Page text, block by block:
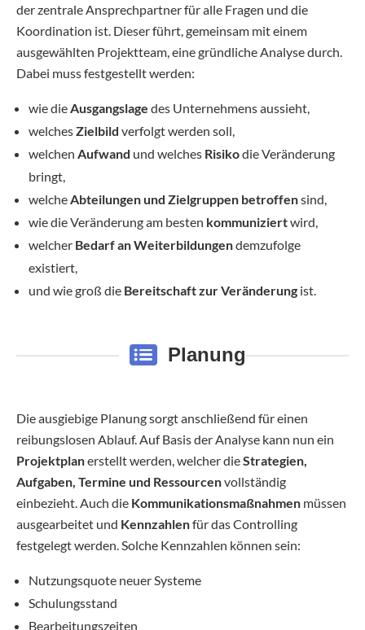
der zentrale Ansprechpartner für alle Fragen und die
Koordination ist. Dieser führt, gemeinsam mit einem
ausgewählten Projektteam, eine gründliche Analyse durch.
Dabei muss festgestellt werden:
wie die Ausgangslage des Unternehmens aussieht,
welchesZielbild verfolgt werden soll,
welchen Aufwand und welches Risikodie Veränderung
bringt,
welche Abteilungen und Zielgruppen betroffensind,
wie die Veränderung am besten kommuniziertwird,
welcher Bedarf an Weiterbildungendemzufolge
existiert,
und wie groß die Bereitschaft zur Veränderung ist.
Planung
Die ausgiebige Planung sorgt anschließend für einen
reibungslosen Ablauf. Auf Basis der Analyse kann nun ein
Projektplanerstellt werden, welcher dieStrategien,
Aufgaben, Termine und Ressourcenvollständig
einbezieht. Auch die Kommunikationsmaßnahmen müssen
ausgearbeitet und Kennzahlenfür das Controlling
festgelegt werden. Solche Kennzahlen können sein:
Nutzungsquote neuer Systeme
Schulungsstand
Bearbeitungszeiten